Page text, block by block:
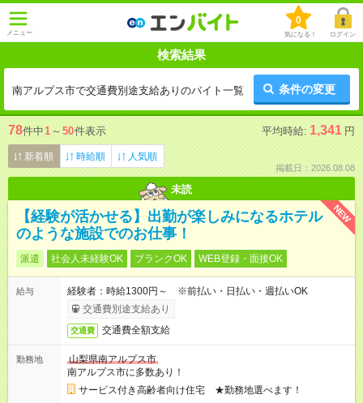
メニュー
0
気になる！ ログイン
検索結果
南アルプス市で交通費別途支給ありのバイト一覧 条件の変更
78件中1 ～ 50件表示 平均時給: 1,341 円
新着順 時給順 人気順
掲載日：2026.08.08
未読
NEW
【経験が活かせる】出勤が楽しみになるホテル
のような施設でのお仕事！
派遣 社会人未経験OK ブランクOK WEB登録・面接OK
給与
経験者：時給1300円～ ※前払い・日払い・週払いOK
交通費別途支給あり
交通費 交通費全額支給
勤務地
山梨県南アルプス市
南アルプス市に多数あり！
サービス付き高齢者向け住宅 ★勤務地選べます！